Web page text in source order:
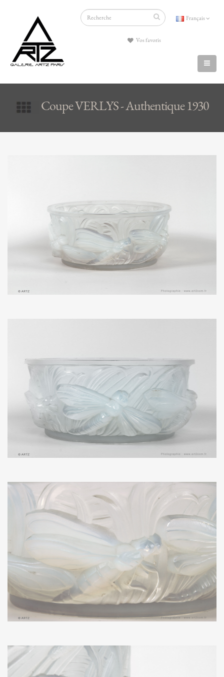
Français
Vos favoris
Coupe VERLYS - Authentique 1930